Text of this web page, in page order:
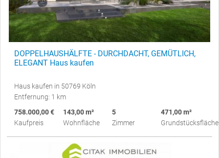
DOPPELHAUSHÄLFTE - DURCHDACHT, GEMÜTLICH,
ELEGANT Haus kaufen
Haus kaufen in 50769 Köln
Entfernung: 1 km
758.000,00 €
Kaufpreis
143,00 m²
Wohnfläche
5
Zimmer
471,00 m²
Grundstücksfläche